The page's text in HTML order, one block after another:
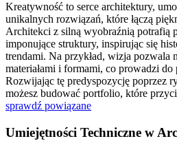
Kreatywność to serce architektury,
unikalnych rozwiązań, które łączą
Architekci z silną wyobraźnią potrafią
imponujące struktury, inspirując się
trendami. Na przykład, wizja pozwala
materiałami i formami, co prowadzi
Rozwijając tę predyspozycję poprzez
możesz budować portfolio, które
sprawdź powiązane
Umiejętności Techniczne w